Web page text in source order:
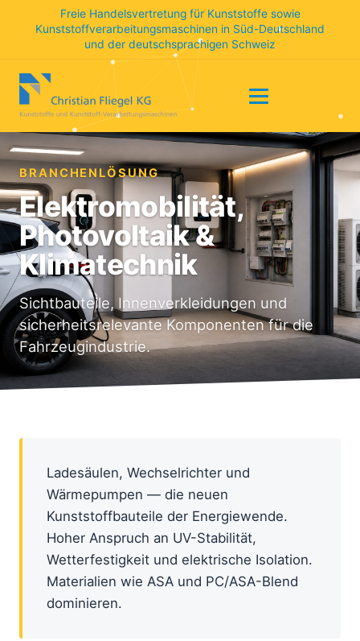
Freie Handelsvertretung für Kunststoffe sowie
Kunststoffverarbeitungsmaschinen in Süd-Deutschland
und der deutschsprachigen Schweiz
BRANCHENLÖSUNG
Elektromobilität,
Photovoltaik &
Klimatechnik
Sichtbauteile, Innenverkleidungen und
sicherheitsrelevante Komponenten für die
Fahrzeugindustrie.
Ladesäulen, Wechselrichter und
Wärmepumpen — die neuen
Kunststoffbauteile der Energiewende.
Hoher Anspruch an UV-Stabilität,
Wetterfestigkeit und elektrische Isolation.
Materialien wie ASA und PC/ASA-Blend
dominieren.